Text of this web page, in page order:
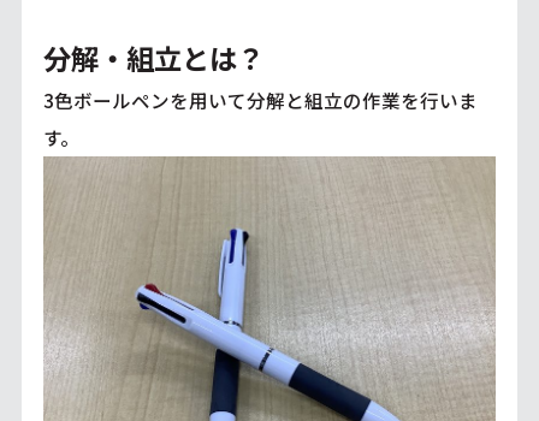
分解・組立とは？
3色ボールペンを用いて分解と組立の作業を行いま
す。